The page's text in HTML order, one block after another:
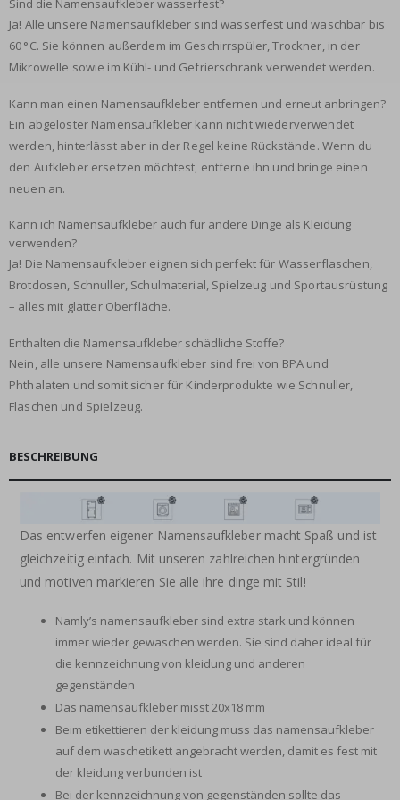
Sind die Namensaufkleber wasserfest?
Ja! Alle unsere Namensaufkleber sind wasserfest und waschbar bis
60 °C. Sie können außerdem im Geschirrspüler, Trockner, in der
Mikrowelle sowie im Kühl- und Gefrierschrank verwendet werden.
Kann man einen Namensaufkleber entfernen und erneut anbringen?
Ein abgelöster Namensaufkleber kann nicht wiederverwendet
werden, hinterlässt aber in der Regel keine Rückstände. Wenn du
den Aufkleber ersetzen möchtest, entferne ihn und bringe einen
neuen an.
Kann ich Namensaufkleber auch für andere Dinge als Kleidung
verwenden?
Ja! Die Namensaufkleber eignen sich perfekt für Wasserflaschen,
Brotdosen, Schnuller, Schulmaterial, Spielzeug und Sportausrüstung
– alles mit glatter Oberfläche.
Enthalten die Namensaufkleber schädliche Stoffe?
Nein, alle unsere Namensaufkleber sind frei von BPA und
Phthalaten und somit sicher für Kinderprodukte wie Schnuller,
Flaschen und Spielzeug.
BESCHREIBUNG
Das entwerfen eigener Namensaufkleber macht Spaß und ist
gleichzeitig einfach. Mit unseren zahlreichen hintergründen
und motiven markieren Sie alle ihre dinge mit Stil!
Namly’s namensaufkleber sind extra stark und können
immer wieder gewaschen werden. Sie sind daher ideal für
die kennzeichnung von kleidung und anderen
gegenständen
Das namensaufkleber misst 20x18 mm
Beim etikettieren der kleidung muss das namensaufkleber
auf dem waschetikett angebracht werden, damit es fest mit
der kleidung verbunden ist
Bei der kennzeichnung von gegenständen sollte das